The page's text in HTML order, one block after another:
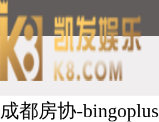
成都房协-bingoplus